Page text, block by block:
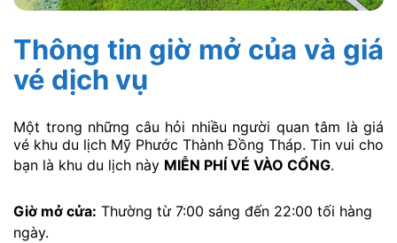
Thông tin giờ mở của và giá
vé dịch vụ
Một trong những câu hỏi nhiều người quan tâm là giá
vé khu du lịch Mỹ Phước Thành Đồng Tháp. Tin vui cho
bạn là khu du lịch này MIỄN PHÍ VÉ VÀO CỔNG.
Giờ mở cửa: Thường từ 7:00 sáng đến 22:00 tối hàng
ngày.